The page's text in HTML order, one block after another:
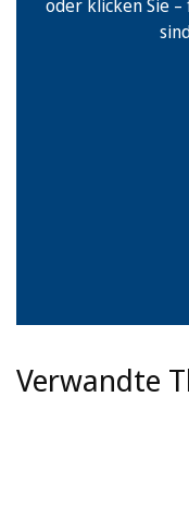
oder klicken Sie
Verwandte